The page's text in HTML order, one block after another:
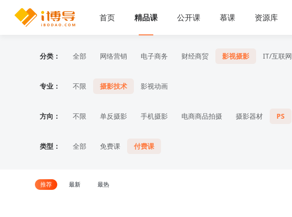
首页 精品课 公开课 慕课 资源库
分类： 全部 网络营销 电子商务 财经商贸 影视摄影 IT/互联网
专业： 不限 摄影技术 影视动画
方向： 不限 单反摄影 手机摄影 电商商品拍摄 摄影器材 PS
类型： 全部 免费课 付费课
推荐 最新 最热